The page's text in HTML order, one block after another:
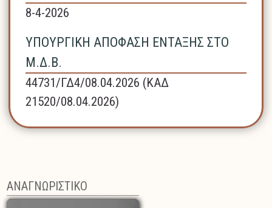
8-4-2026
ΥΠΟΥΡΓΙΚΗ ΑΠΟΦΑΣΗ ΕΝΤΑΞΗΣ ΣΤΟ
Μ.Δ.Β.
44731/ΓΔ4/08.04.2026 (ΚΑΔ
21520/08.04.2026)
ΑΝΑΓΝΩΡΙΣΤΙΚΟ